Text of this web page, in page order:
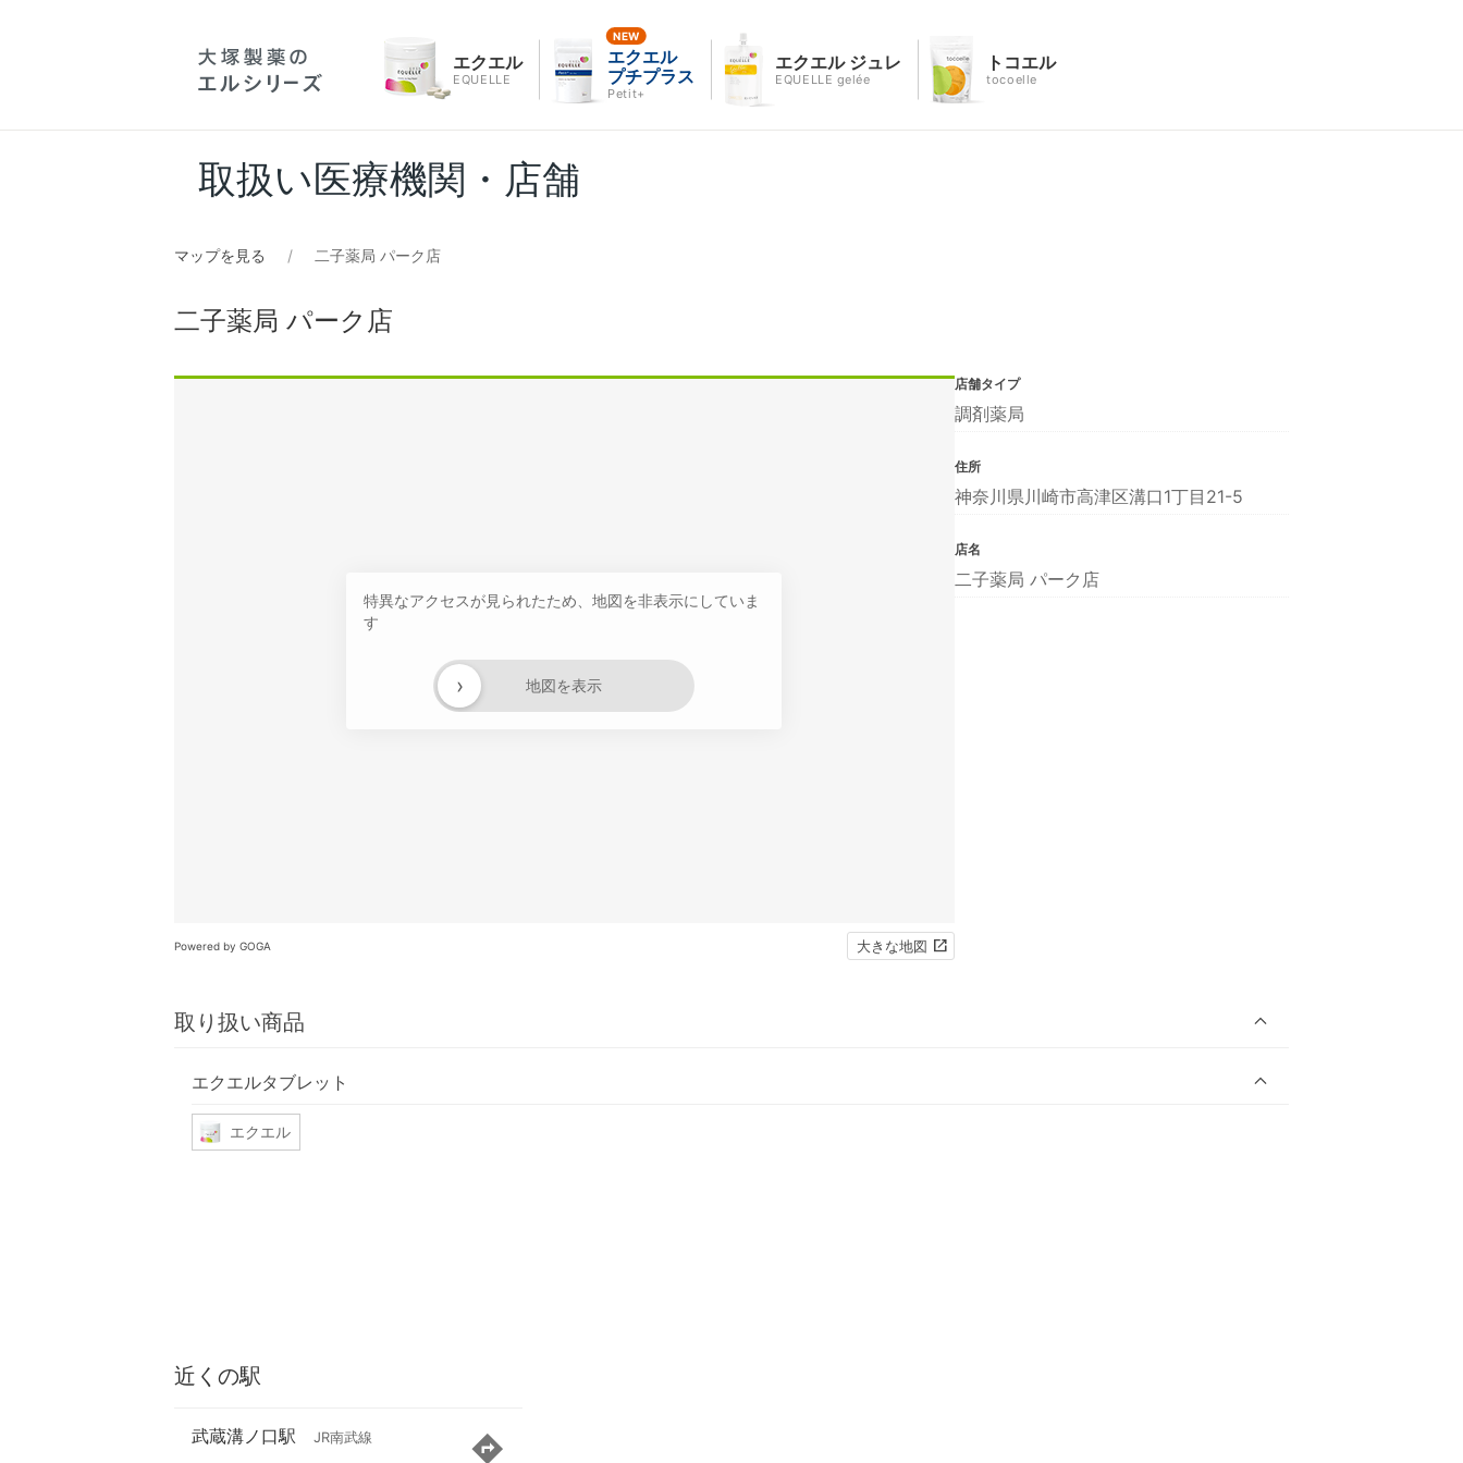
エクエル
EQUELLE
エクエル
プチプラス
Petit+
エクエル ジュレ
EQUELLE gelée
トコエル
tocoelle
取扱い医療機関・店舗
マップを見る 二子薬局 パーク店
二子薬局 パーク店
特異なアクセスが見られたため、地図を非表示にしていま
す
地図を表示
›
Powered by GOGA 大きな地図
取り扱い商品
エクエルタブレット
エクエル
店舗タイプ
調剤薬局
住所
神奈川県川崎市高津区溝口1丁目21-5
店名
二子薬局 パーク店
近くの駅
武蔵溝ノ口駅 JR南武線